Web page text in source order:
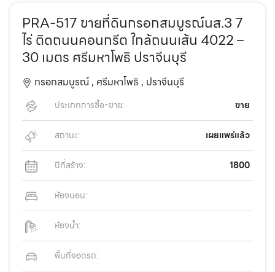
PRA-517 ขายที่ดินกรอกสมบูรณ์นส.3 7
ไร่ ติดถนนคอนกรีต ใกล้ถนนเส้น 4022 –
30 เมตร ศรีมหาโพธิ ปราจีนบุรี
กรอกสมบูรณ์ , ศรีมหาโพธิ , ปราจีนบุรี
ประเภทการซื้อ-ขาย: ขาย
สถานะ: เผยแพร่แล้ว
ปีที่สร้าง: 1800
ห้องนอน:
ห้องน้ำ:
พื้นที่จอดรถ: